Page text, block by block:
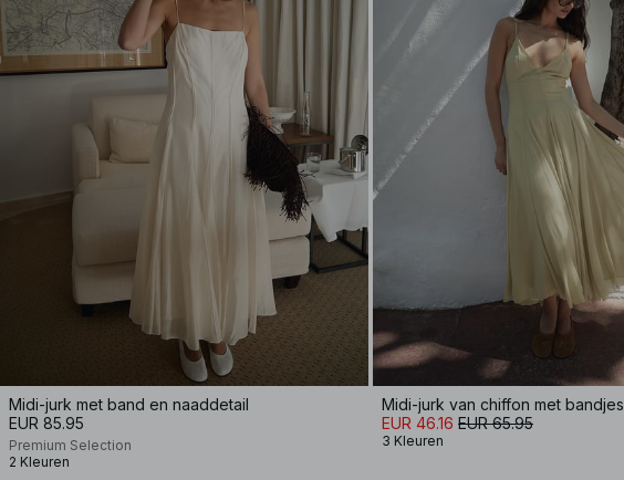
Midi-jurk met band en naaddetail
EUR 85.95
Premium Selection
2 Kleuren
Midi-jurk van chiffon met bandjes
EUR 46.16 EUR 65.95
3 Kleuren